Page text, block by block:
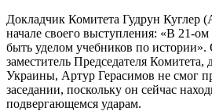
Докладчик Комитета Гудрун Куглер
начале своего выступления: «В 21-
быть уделом учебников по истории».
заместитель Председателя Комитета,
Украины, Артур Герасимов не смог
заседании, поскольку он сейчас
подвергающемся ударам.